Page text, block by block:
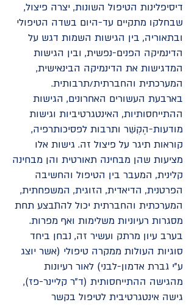
דיסיפלינות הטיפול השונות, יצרה פיצול,
שבחלקו מתקיים עד-היום בשדה הטיפולי
ובתאוריה, בין הגישות השמות דגש על
הדינמיקה הפנים-נפשית, ובין הגישות
המדגישות את הדינמיקה הבינאישית,
המערכתית והחברתית/תרבותית.
בארבעת העשורים האחרונים, הגישות
ההתייחסותיות, האינטגרטיביות וגישות
מודעות-הֶקְשֵׁר ותרבות לפסיכותרפיה,
קוראות תיגר על פיצול זה. גישות אלו
מציעות שהן מבחינה תאורטית והן מבחינה
קלינית, המעבר בין הטיפול והחשיבה
הפרטנית, הדיאדית, הזוגית, המשפחתית,
המערכתית והחברתית יכול להתבצע תחת
מסגרות רעיוניות משלימות ואף מפרות.
בערב עיון מרתק ועשיר זה, נבחן ביחד
סוגיות העולות ממקרה טיפולי (אשר יוצג
ע"י גברת אדמון-לבני) לאור רעיונות
מהגישה ההתייחסותית (ד"ר קליינר-פז),
גישה אינטגרטיבית לטיפול בקשר